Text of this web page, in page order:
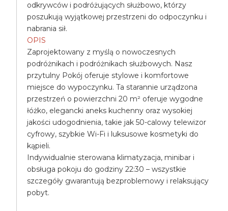
odkrywców i podróżujących służbowo, którzy
poszukują wyjątkowej przestrzeni do odpoczynku i
nabrania sił.
OPIS
Zaprojektowany z myślą o nowoczesnych
podróżnikach i podróżnikach służbowych. Nasz
przytulny Pokój oferuje stylowe i komfortowe
miejsce do wypoczynku. Ta starannie urządzona
przestrzeń o powierzchni 20 m² oferuje wygodne
łóżko, elegancki aneks kuchenny oraz wysokiej
jakości udogodnienia, takie jak 50-calowy telewizor
cyfrowy, szybkie Wi-Fi i luksusowe kosmetyki do
kąpieli.
Indywidualnie sterowana klimatyzacja, minibar i
obsługa pokoju do godziny 22:30 – wszystkie
szczegóły gwarantują bezproblemowy i relaksujący
pobyt.